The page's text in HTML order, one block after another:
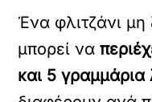
Ένα φλιτζάνι
μπορεί να
και 5